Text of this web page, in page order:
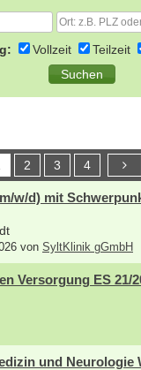
Vollzeit Teilzeit
2 3 4
w/d) mit
von SyltKlinik gGmbH
Versorgung ES 21/
und Neurologie